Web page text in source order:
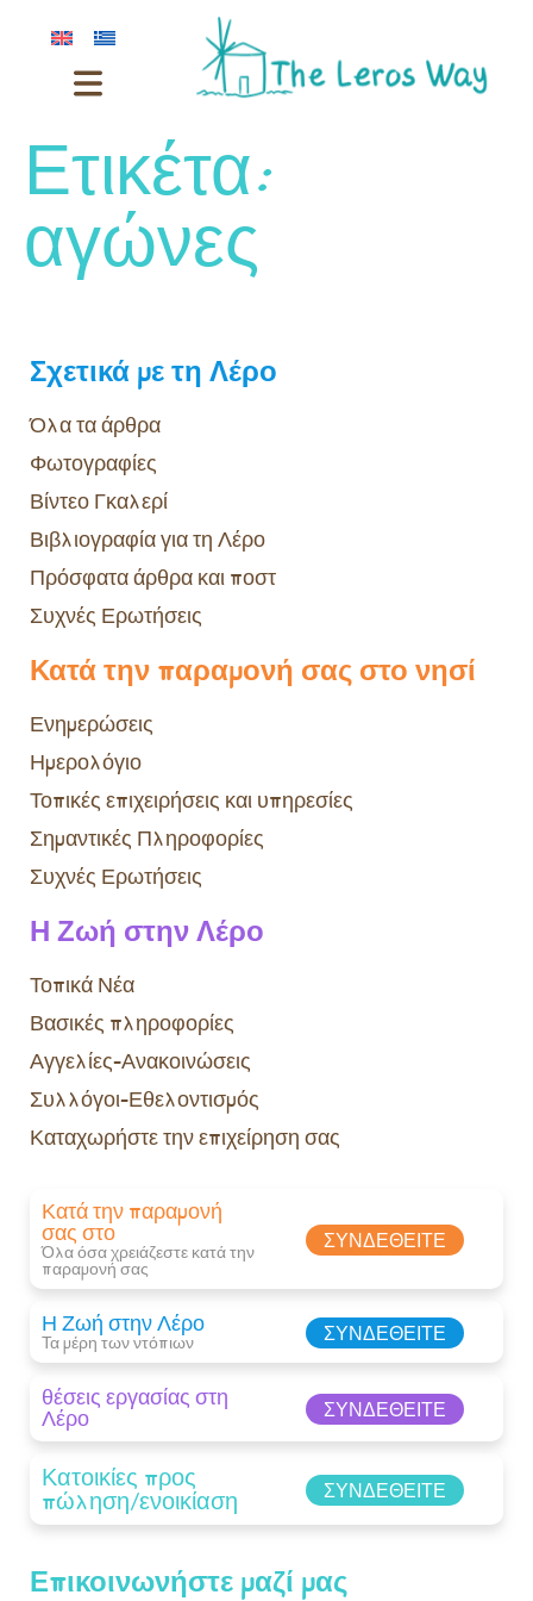
Ετικέτα:
αγώνες
Επικοινωνήστε μαζί μας
Σχετικά με τη Λέρο
Όλα τα άρθρα
Φωτογραφίες
Βίντεο Γκαλερί
Βιβλιογραφία για τη Λέρο
Πρόσφατα άρθρα και ποστ
Συχνές Ερωτήσεις
Κατά την παραμονή σας στο νησί
Ενημερώσεις
Ημερολόγιο
Τοπικές επιχειρήσεις και υπηρεσίες
Σημαντικές Πληροφορίες
Συχνές Ερωτήσεις
Η Ζωή στην Λέρο
Τοπικά Νέα
Βασικές πληροφορίες
Αγγελίες-Ανακοινώσεις
Συλλόγοι-Εθελοντισμός
Καταχωρήστε την επιχείρηση σας
Κατά την παραμονή
σας στο
Όλα όσα χρειάζεστε κατά την
παραμονή σας​
ΣΥΝΔΕΘΕΊΤΕ
Η Ζωή στην Λέρο
Τα μέρη των ντόπιων ΣΥΝΔΕΘΕΊΤΕ
θέσεις εργασίας στη
Λέρο ΣΥΝΔΕΘΕΊΤΕ
Κατοικίες προς
πώληση/ενοικίαση ΣΥΝΔΕΘΕΊΤΕ